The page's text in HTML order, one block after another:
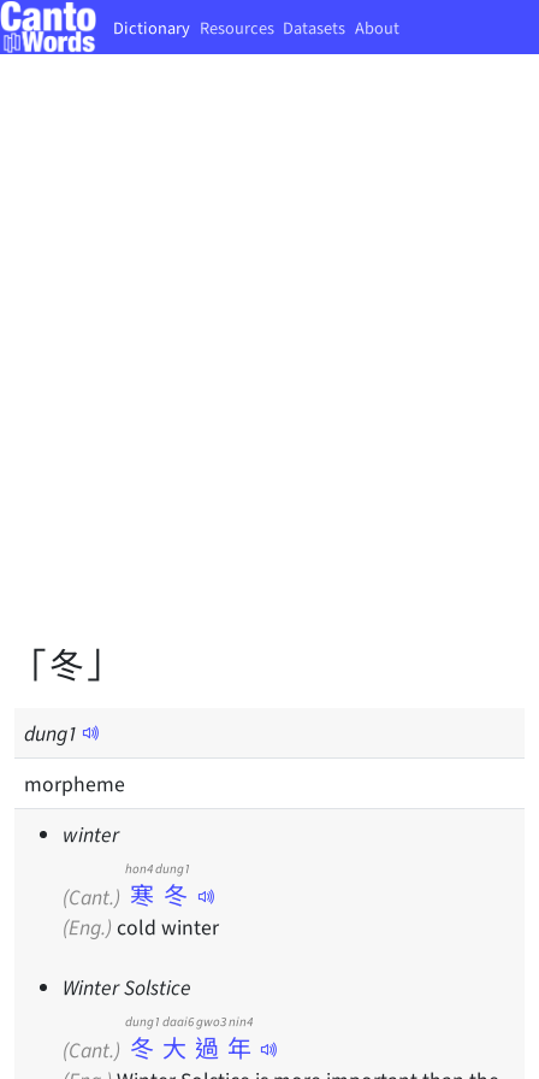
Dictionary Resources Datasets About
「冬」
dung1
morpheme
winter
(Cant.) 寒冬
hon4 dung1
(Eng.) cold winter
Winter Solstice
(Cant.) 冬大過年
dung1 daai6 gwo3 nin4